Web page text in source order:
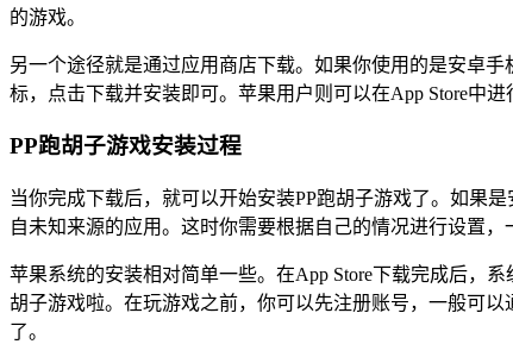
的游戏。
另一个途径就是通过应用商店下载。如果你使用的是安卓
标，点击下载并安装即可。苹果用户则可以在App Store中
PP跑胡子游戏安装过程
当你完成下载后，就可以开始安装PP跑胡子游戏了。如果
自未知来源的应用。这时你需要根据自己的情况进行设置
苹果系统的安装相对简单一些。在App Store下载完成后，
胡子游戏啦。在玩游戏之前，你可以先注册账号，一般可
了。